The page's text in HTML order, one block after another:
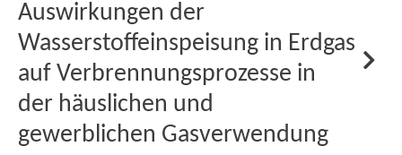
Auswirkungen der
Wasserstoffeinspeisung in Erdgas
auf Verbrennungsprozesse in
der häuslichen und
gewerblichen Gasverwendung